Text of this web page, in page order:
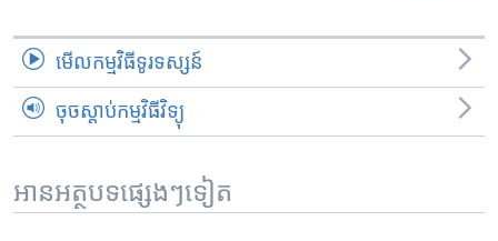
មើល​កម្មវិធី​ទូរទស្សន៍
ចុចស្តាប់កម្មវិធីវិទ្យុ
អានអត្ថបទផ្សេងៗទៀត